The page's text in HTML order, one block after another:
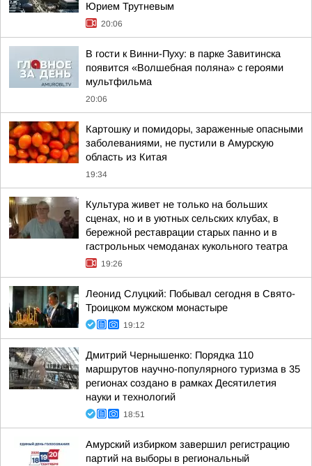
Юрием Трутневым
20:06
В гости к Винни-Пуху: в парке Завитинска
появится «Волшебная поляна» с героями
мультфильма
20:06
Картошку и помидоры, зараженные опасными
заболеваниями, не пустили в Амурскую
область из Китая
19:34
Культура живет не только на больших
сценах, но и в уютных сельских клубах, в
бережной реставрации старых панно и в
гастрольных чемоданах кукольного театра
19:26
Леонид Слуцкий: Побывал сегодня в Свято-
Троицком мужском монастыре
19:12
Дмитрий Чернышенко: Порядка 110
маршрутов научно-популярного туризма в 35
регионах создано в рамках Десятилетия
науки и технологий
18:51
Амурский избирком завершил регистрацию
партий на выборы в региональный